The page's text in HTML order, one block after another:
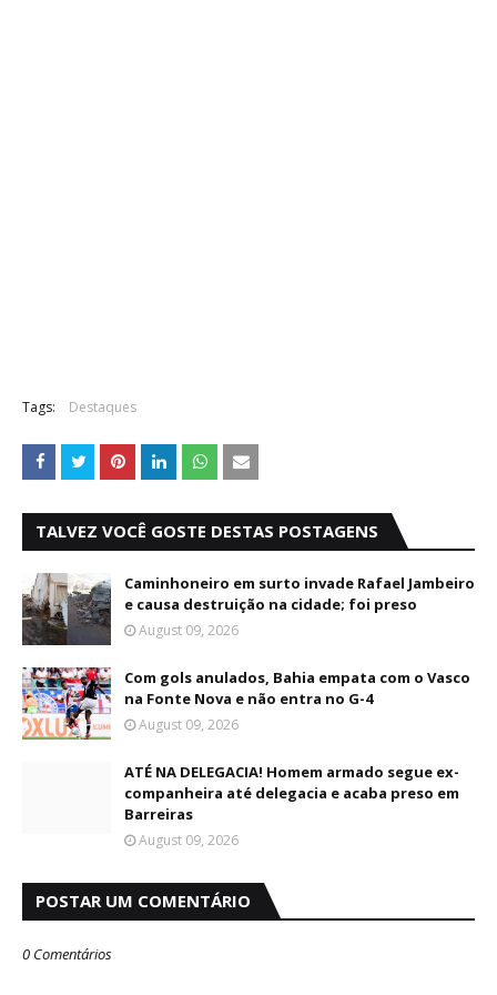
Tags: Destaques
TALVEZ VOCÊ GOSTE DESTAS POSTAGENS
Caminhoneiro em surto invade Rafael Jambeiro
e causa destruição na cidade; foi preso
August 09, 2026
Com gols anulados, Bahia empata com o Vasco
na Fonte Nova e não entra no G-4
August 09, 2026
ATÉ NA DELEGACIA! Homem armado segue ex-
companheira até delegacia e acaba preso em
Barreiras
August 09, 2026
POSTAR UM COMENTÁRIO
0 Comentários